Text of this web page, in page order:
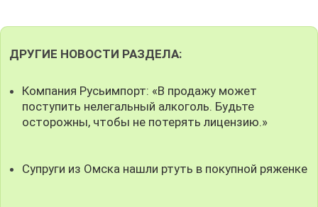
ДРУГИЕ НОВОСТИ РАЗДЕЛА:
Компания Русьимпорт: «В продажу может
поступить нелегальный алкоголь. Будьте
осторожны, чтобы не потерять лицензию.»
Супруги из Омска нашли ртуть в покупной ряженке